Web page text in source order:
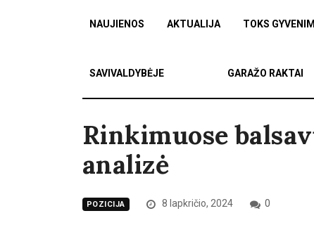
NAUJIENOS AKTUALIJA TOKS
SAVIVALDYBĖJE GARAŽO RAKTAI
Rinkimuose
analizė
POZICIJA 8 lapkričio, 2024 0